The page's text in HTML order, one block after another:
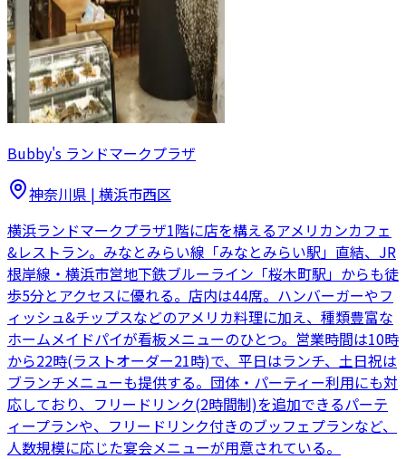
Bubby's ランドマークプラザ
神奈川県 | 横浜市西区
横浜ランドマークプラザ1階に店を構えるアメリカンカフェ
&レストラン。みなとみらい線「みなとみらい駅」直結、JR
根岸線・横浜市営地下鉄ブルーライン「桜木町駅」からも徒
歩5分とアクセスに優れる。店内は44席。ハンバーガーやフ
ィッシュ&チップスなどのアメリカ料理に加え、種類豊富な
ホームメイドパイが看板メニューのひとつ。営業時間は10時
から22時(ラストオーダー21時)で、平日はランチ、土日祝は
ブランチメニューも提供する。団体・パーティー利用にも対
応しており、フリードリンク(2時間制)を追加できるパーテ
ィープランや、フリードリンク付きのブッフェプランなど、
人数規模に応じた宴会メニューが用意されている。